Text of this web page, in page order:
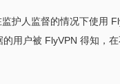
护人监督的情况下使用
用户被 FlyVPN 得知，